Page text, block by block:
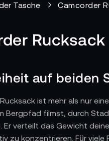
Tasche Camcorder
Rucksack
auf beiden
ist mehr als nur
Bergpfad filmst, durch
Er verteilt das Gewicht
zu konzentrieren. Für